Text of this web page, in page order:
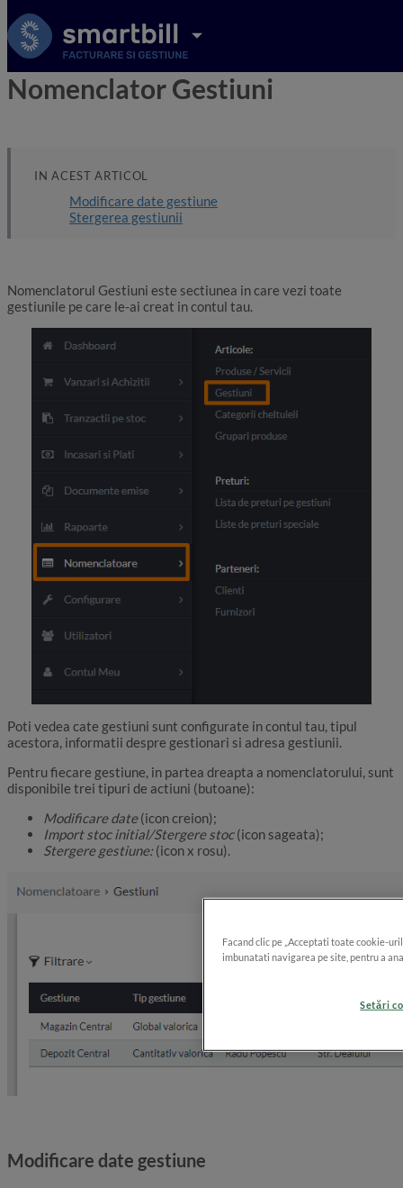
Nomenclator Gestiuni
IN ACEST ARTICOL
Modificare date gestiune
Stergerea gestiunii
Nomenclatorul Gestiuni este sectiunea in care vezi toate
gestiunile pe care le-ai creat in contul tau.
Poti vedea cate gestiuni sunt configurate in contul tau, tipul
acestora, informatii despre gestionari si adresa gestiunii.
Pentru fiecare gestiune, in partea dreapta a nomenclatorului, sunt
disponibile trei tipuri de actiuni (butoane):
Modificare date(icon creion);
Import stoc initial/Stergere stoc(icon sageata);
Stergere gestiune:(icon x rosu).
Modificare date gestiune
Facand clic pe „Acceptati toate cookie-
imbunatati navigarea pe site, pentru a
Setări